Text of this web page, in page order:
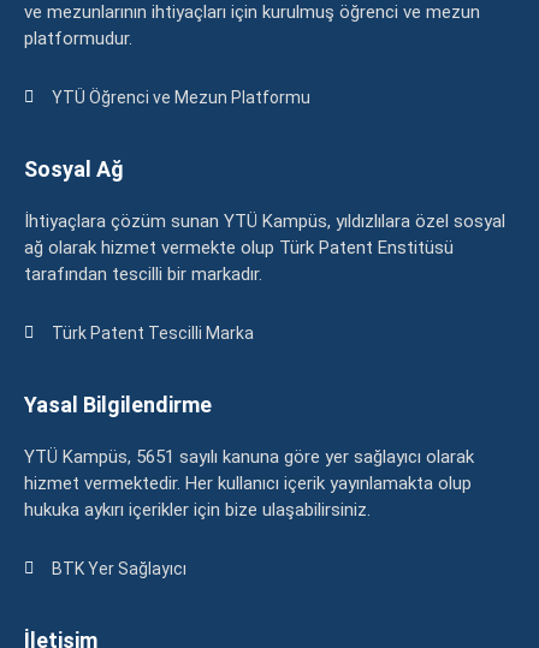
ve mezunlarının ihtiyaçları için kurulmuş öğrenci ve mezun
platformudur.
YTÜ Öğrenci ve Mezun Platformu
Sosyal Ağ
İhtiyaçlara çözüm sunan YTÜ Kampüs, yıldızlılara özel sosyal
ağ olarak hizmet vermekte olup Türk Patent Enstitüsü
tarafından tescilli bir markadır.
Türk Patent Tescilli Marka
Yasal Bilgilendirme
YTÜ Kampüs, 5651 sayılı kanuna göre yer sağlayıcı olarak
hizmet vermektedir. Her kullanıcı içerik yayınlamakta olup
hukuka aykırı içerikler için bize ulaşabilirsiniz.
BTK Yer Sağlayıcı
İletişim